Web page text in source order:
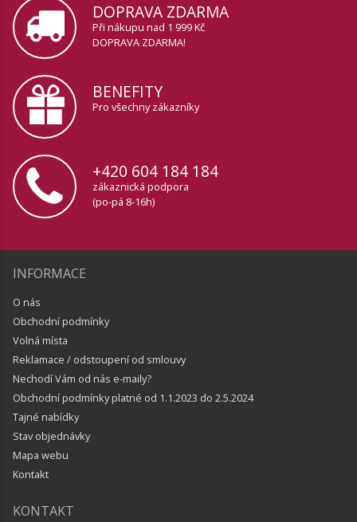
DOPRAVA ZDARMA
Při nákupu nad 1 999 Kč
DOPRAVA ZDARMA!
BENEFITY
Pro všechny zákazníky
+420 604 184 184
zákaznická podpora
(po-pá 8-16h)
INFORMACE
O nás
Obchodní podmínky
Volná místa
Reklamace / odstoupení od smlouvy
Nechodí Vám od nás e-maily?
Obchodní podmínky platné od 1.1.2023 do 2.5.2024
Tajné nabídky
Stav objednávky
Mapa webu
Kontakt
KONTAKT